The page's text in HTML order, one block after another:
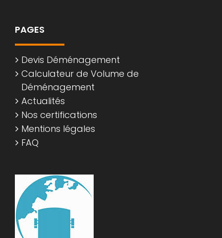
PAGES
Devis Déménagement
Calculateur de Volume de
Déménagement
Actualités
Nos certifications
Mentions légales
FAQ